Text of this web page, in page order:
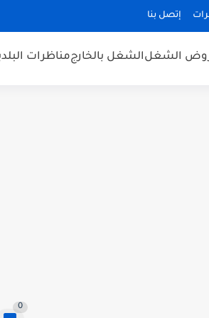
إتصل بنا
الشغلالشغل بالخارجمناظرات
0